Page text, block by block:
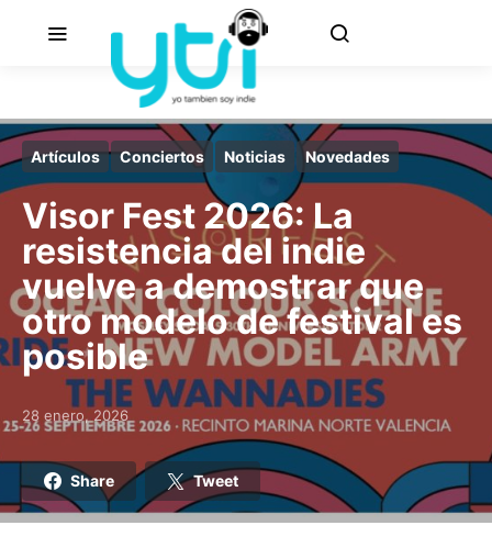
Artículos Conciertos Noticias Novedades
Visor Fest 2026: La
resistencia del indie
vuelve a demostrar que
otro modelo de festival es
posible
Posted on
28 enero, 2026
Share Tweet